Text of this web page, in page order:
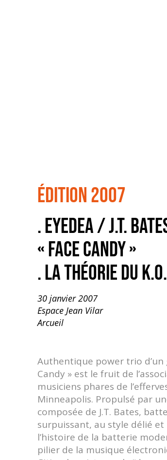
édition 2007
. EYEDEA / J.T.
« FACE CANDY »
. LA THÉORIE DU K.O.
30 janvier 2007
Espace Jean Vilar
Arcueil
Authentique power trio d’un
Candy » est le fruit de
musiciens phares de
Minneapolis. Propulsé par
composée de J.T. Bates,
surpuissant, au style délié
l’histoire de la batterie
pilier de la musique